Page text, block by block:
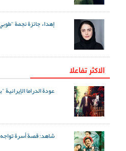
إهداء جائزة نجمة
الاکثر تفاعلا
عودة الدراما
شاهد: قصة أسرة تواجه